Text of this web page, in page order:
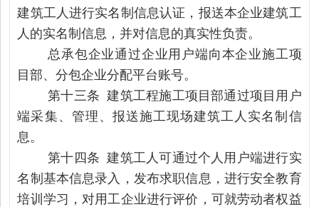
建筑工人进行实名制信息认证，报送本企业建筑工
人的实名制信息，并对信息的真实性负责。
总承包企业通过企业用户端向本企业施工项
目部、分包企业分配平台账号。
第十三条 建筑工程施工项目部通过项目用户
端采集、管理、报送施工现场建筑工人实名制信
息。
第十四条 建筑工人可通过个人用户端进行实
名制基本信息录入，发布求职信息，进行安全教育
培训学习，对用工企业进行评价，可就劳动者权益